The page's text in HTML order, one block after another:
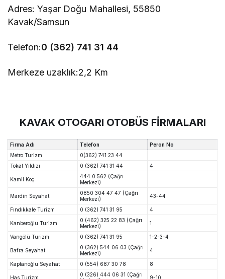
Adres:Yaşar Doğu Mahallesi, 55850
Kavak/Samsun
Telefon:0 (362) 741 31 44
Merkeze uzaklık:2,2 Km
KAVAK OTOGARI OTOBÜS FİRMALARI
Firma Adı Telefon
Peron No
Metro Turizm
0(362) 741 23 44
Tokat Yıldızı
0 (362) 741 31 44 4
Kamil Koç
444 0 562 (Çağrı
Merkezi)
Mardin Seyahat
0850 304 47 47 (Çağrı
Merkezi)
43-44
Fındıkkale Turizm 0 (362) 741 31 95 4
Kanberoğlu Turizm
0 (462) 325 22 83 (Çağrı
Merkezi)
1
Vangölü Turizm 0 (362) 741 31 95 1-2-3-4
Bafra Seyahat
0 (362) 544 06 03 (Çağrı
Merkezi)
4
Kaptanoğlu Seyahat 0 (554) 687 30 78 8
Has Turizm
0 (326) 444 06 31 (Çağrı
9-10